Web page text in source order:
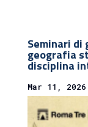
Seminari
geografia
disciplina
Mar 11, 2026